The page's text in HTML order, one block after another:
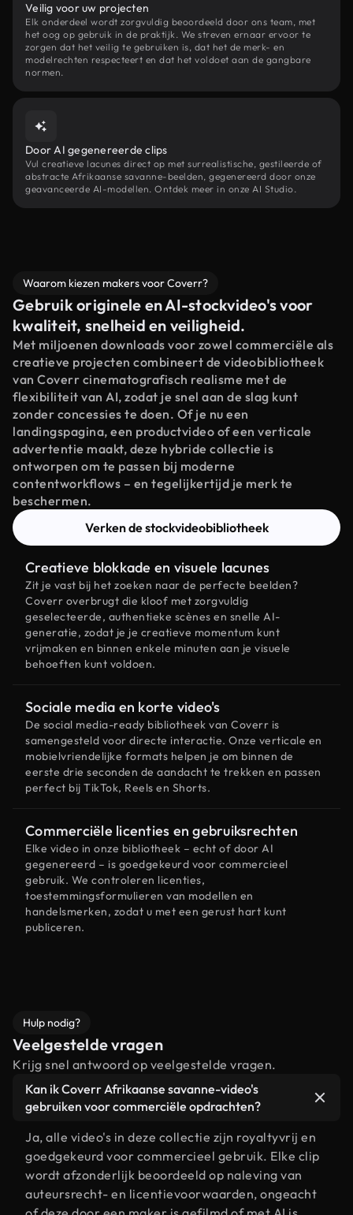
Veilig voor uw projecten
Elk onderdeel wordt zorgvuldig beoordeeld door ons team, met
het oog op gebruik in de praktijk. We streven ernaar ervoor te
zorgen dat het veilig te gebruiken is, dat het de merk- en
modelrechten respecteert en dat het voldoet aan de gangbare
normen.
Door AI gegenereerde clips
Vul creatieve lacunes direct op met surrealistische, gestileerde of
abstracte Afrikaanse savanne-beelden, gegenereerd door onze
geavanceerde AI-modellen. Ontdek meer in onze AI Studio.
Waarom kiezen makers voor Coverr?
Gebruik originele en AI-stockvideo's voor
kwaliteit, snelheid en veiligheid.
Met miljoenen downloads voor zowel commerciële als
creatieve projecten combineert de videobibliotheek
van Coverr cinematografisch realisme met de
flexibiliteit van AI, zodat je snel aan de slag kunt
zonder concessies te doen. Of je nu een
landingspagina, een productvideo of een verticale
advertentie maakt, deze hybride collectie is
ontworpen om te passen bij moderne
contentworkflows – en tegelijkertijd je merk te
beschermen.
Verken de stockvideobibliotheek
Creatieve blokkade en visuele lacunes
Zit je vast bij het zoeken naar de perfecte beelden?
Coverr overbrugt die kloof met zorgvuldig
geselecteerde, authentieke scènes en snelle AI-
generatie, zodat je je creatieve momentum kunt
vrijmaken en binnen enkele minuten aan je visuele
behoeften kunt voldoen.
Sociale media en korte video's
De social media-ready bibliotheek van Coverr is
samengesteld voor directe interactie. Onze verticale en
mobielvriendelijke formats helpen je om binnen de
eerste drie seconden de aandacht te trekken en passen
perfect bij TikTok, Reels en Shorts.
Commerciële licenties en gebruiksrechten
Elke video in onze bibliotheek – echt of door AI
gegenereerd – is goedgekeurd voor commercieel
gebruik. We controleren licenties,
toestemmingsformulieren van modellen en
handelsmerken, zodat u met een gerust hart kunt
publiceren.
Hulp nodig?
Veelgestelde vragen
Krijg snel antwoord op veelgestelde vragen.
Kan ik Coverr Afrikaanse savanne-video's
gebruiken voor commerciële opdrachten?
Ja, alle video's in deze collectie zijn royaltyvrij en
goedgekeurd voor commercieel gebruik. Elke clip
wordt afzonderlijk beoordeeld op naleving van
auteursrecht- en licentievoorwaarden, ongeacht